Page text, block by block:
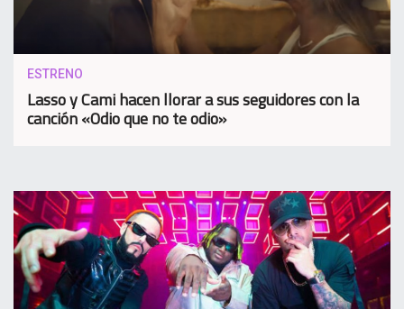
ESTRENO
Lasso y Cami hacen llorar a sus seguidores con la
canción «Odio que no te odio»